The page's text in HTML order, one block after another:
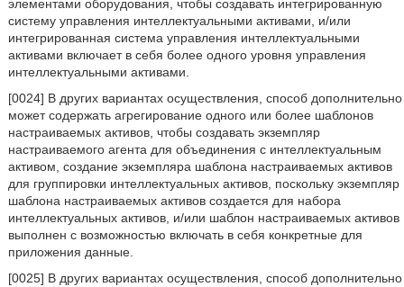
элементами оборудования, чтобы создавать интегрированную
систему управления интеллектуальными активами, и/или
интегрированная система управления интеллектуальными
активами включает в себя более одного уровня управления
интеллектуальными активами.
[0024] В других вариантах осуществления, способ дополнительно
может содержать агрегирование одного или более шаблонов
настраиваемых активов, чтобы создавать экземпляр
настраиваемого агента для объединения с интеллектуальным
активом, создание экземпляра шаблона настраиваемых активов
для группировки интеллектуальных активов, поскольку экземпляр
шаблона настраиваемых активов создается для набора
интеллектуальных активов, и/или шаблон настраиваемых активов
выполнен с возможностью включать в себя конкретные для
приложения данные.
[0025] В других вариантах осуществления, способ дополнительно